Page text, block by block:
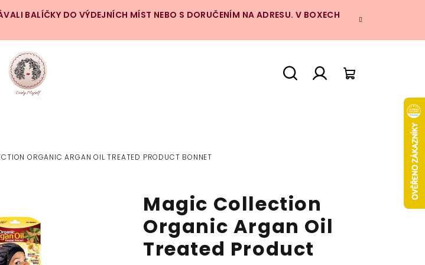
BALÍČKY DO VÝDEJNÍCH MÍST NEBO S DORUČENÍM NA ADRESU. V BOXECH
ORGANIC ARGAN OIL TREATED PRODUCT BONNET
Magic Collection
Organic Argan Oil
Treated Product